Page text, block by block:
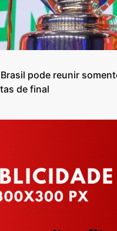
pode reunir
de final